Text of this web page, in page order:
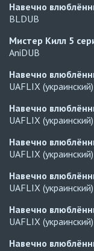
Навечно
BLDUB
Мистер Килл 5
AniDUB
Навечно
UAFLIX (украинский)
Навечно
UAFLIX (украинский)
Навечно
UAFLIX (украинский)
Навечно
UAFLIX (украинский)
Навечно
UAFLIX (украинский)
Навечно